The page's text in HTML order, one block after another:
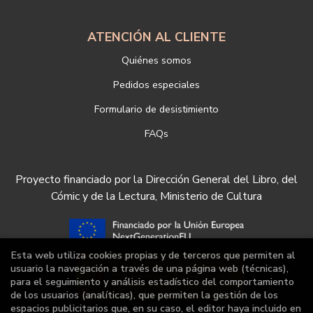
ATENCIÓN AL CLIENTE
Quiénes somos
Pedidos especiales
Formulario de desistimiento
FAQs
Proyecto financiado por la Dirección General del Libro, del
Cómic y de la Lectura, Ministerio de Cultura
Esta web utiliza cookies propias y de terceros que permiten al
usuario la navegación a través de una página web (técnicas),
para el seguimiento y análisis estadístico del comportamiento
de los usuarios (analíticas), que permiten la gestión de los
espacios publicitarios que, en su caso, el editor haya incluido en